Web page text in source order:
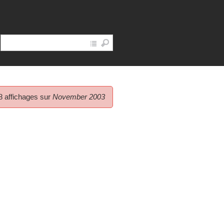
affichages sur November 2003